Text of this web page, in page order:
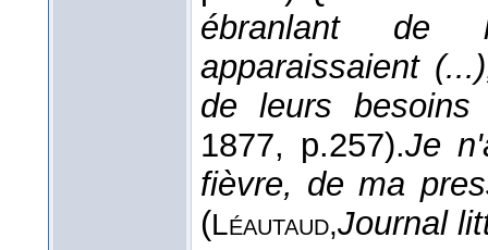
ébranlant de
apparaissaient
de leurs besoins
1877, p.257).Je
fièvre, de ma
(Léautaud,Journal